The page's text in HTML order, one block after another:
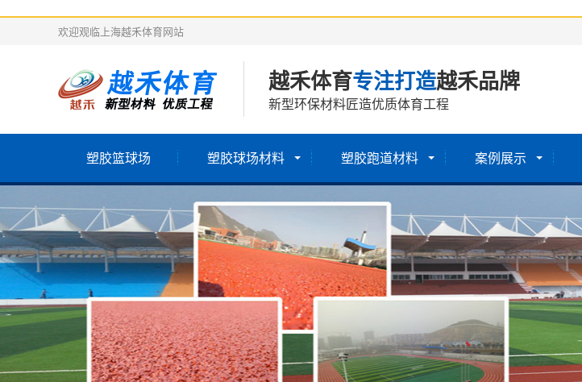
欢迎观临上海越禾体育网站
越禾体育专注打造越禾品牌
新型环保材料匠造优质体育工程
塑胶篮球场 塑胶球场材料 塑胶跑道材料 案例展示